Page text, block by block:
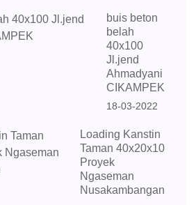
buis beton
belah
40x100
Jl.jend
Ahmadyani
CIKAMPEK
18-03-2022
Loading Kanstin
Taman 40x20x10
Proyek
Ngaseman
Nusakambangan